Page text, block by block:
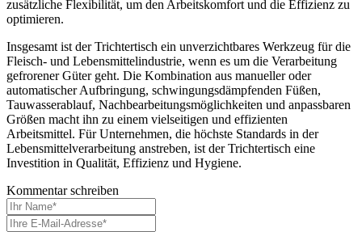
zusätzliche Flexibilität, um den Arbeitskomfort und die Effizienz zu
optimieren.
Insgesamt ist der Trichtertisch ein unverzichtbares Werkzeug für die
Fleisch- und Lebensmittelindustrie, wenn es um die Verarbeitung
gefrorener Güter geht. Die Kombination aus manueller oder
automatischer Aufbringung, schwingungsdämpfenden Füßen,
Tauwasserablauf, Nachbearbeitungsmöglichkeiten und anpassbaren
Größen macht ihn zu einem vielseitigen und effizienten
Arbeitsmittel. Für Unternehmen, die höchste Standards in der
Lebensmittelverarbeitung anstreben, ist der Trichtertisch eine
Investition in Qualität, Effizienz und Hygiene.
Kommentar schreiben